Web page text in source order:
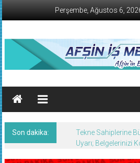
İçeriğe
geç
Perşembe, Ağustos 6,
AFŞİN
İŞ
MERKEZİ
Afşin'in
Son dakika:
Tekne Sahiplerine
Uyarı; Belgelerinizi